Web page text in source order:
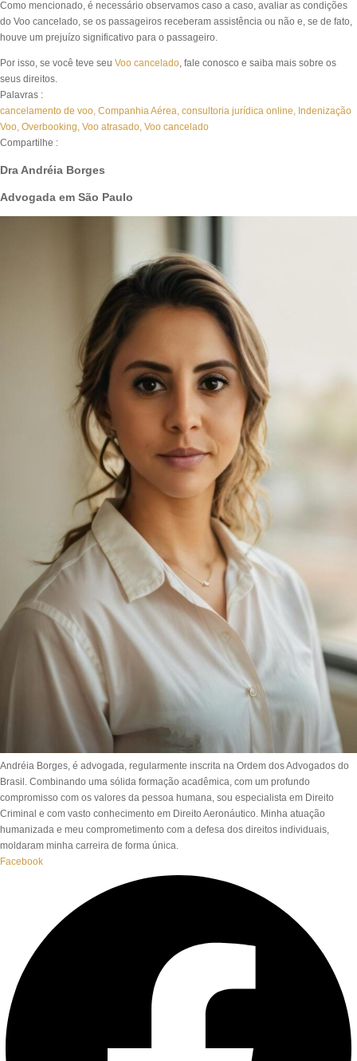
Como mencionado, é necessário observamos caso a caso, avaliar as condições
do Voo cancelado, se os passageiros receberam assistência ou não e, se de fato,
houve um prejuízo significativo para o passageiro.
Por isso, se você teve seu Voo cancelado, fale conosco e saiba mais sobre os
seus direitos.
Palavras :
cancelamento de voo, Companhia Aérea, consultoria jurídica online, Indenização
Voo, Overbooking, Voo atrasado, Voo cancelado
Compartilhe :
Dra Andréia Borges
Advogada em São Paulo
Andréia Borges, é advogada, regularmente inscrita na Ordem dos Advogados do
Brasil. Combinando uma sólida formação acadêmica, com um profundo
compromisso com os valores da pessoa humana, sou especialista em Direito
Criminal e com vasto conhecimento em Direito Aeronáutico. Minha atuação
humanizada e meu comprometimento com a defesa dos direitos individuais,
moldaram minha carreira de forma única.
Facebook